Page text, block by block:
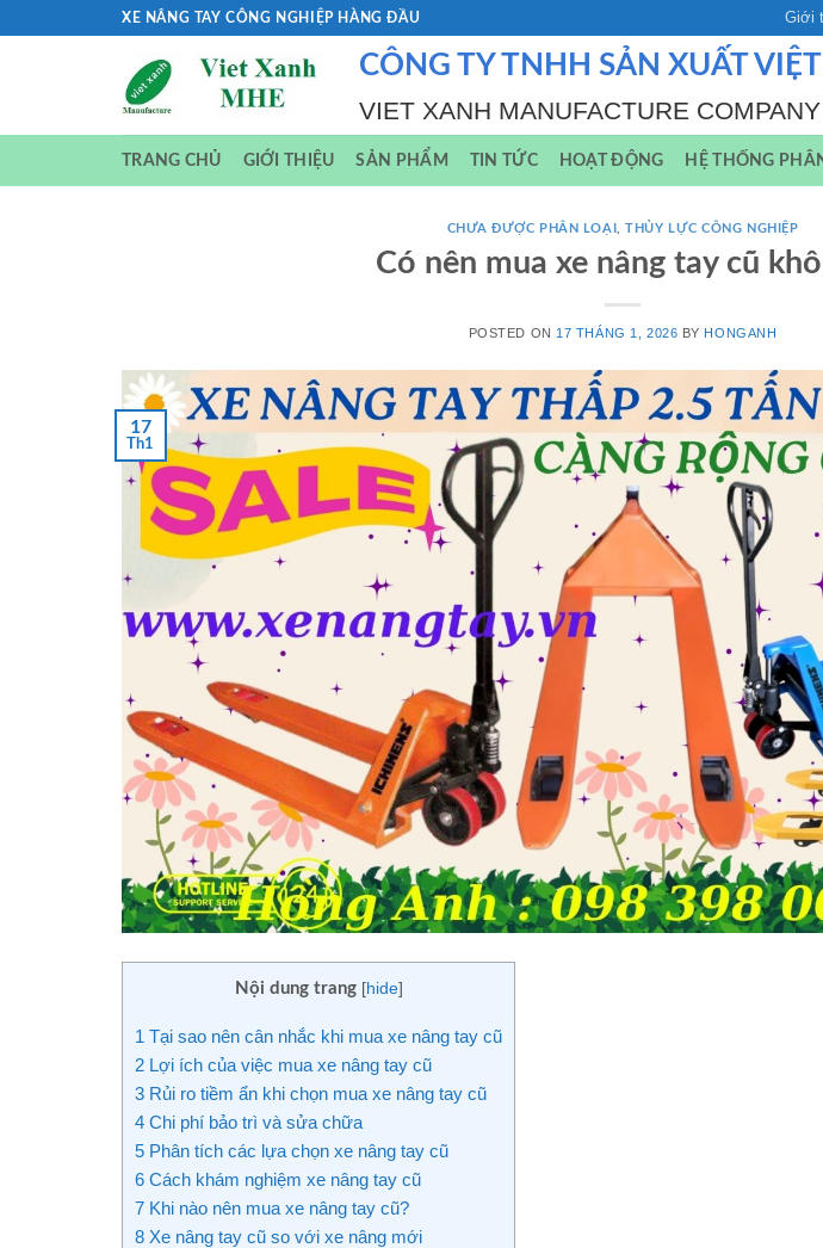
XE NÂNG TAY CÔNG NGHIỆP HÀNG ĐẦU Giới
CÔNG TY TNHH SẢN XUẤT
VIET XANH MANUFACTURE
TRANG CHỦ GIỚI THIỆU SẢN PHẨM TIN TỨC HOẠT ĐỘNG HỆ THỐNG
CHƯA ĐƯỢC PHÂN LOẠI ,THỦY LỰC CÔNG NGHIỆP
Có nên mua xe nâng tay cũ
POSTED ON 17 THÁNG 1, 2026 BY HONGANH
17
Th1
Nội dung trang [hide]
1 Tại sao nên cân nhắc khi mua xe nâng tay cũ
2 Lợi ích của việc mua xe nâng tay cũ
3 Rủi ro tiềm ẩn khi chọn mua xe nâng tay cũ
4 Chi phí bảo trì và sửa chữa
5 Phân tích các lựa chọn xe nâng tay cũ
6 Cách khám nghiệm xe nâng tay cũ
7 Khi nào nên mua xe nâng tay cũ?
8 Xe nâng tay cũ so với xe nâng mới